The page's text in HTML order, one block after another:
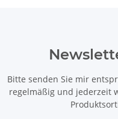
Bitte senden Sie mir
regelmäßig und jederzeit